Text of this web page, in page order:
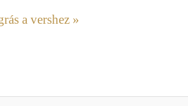
a vershez »